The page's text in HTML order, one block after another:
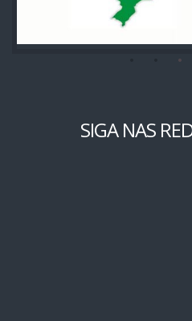
SIGA NAS